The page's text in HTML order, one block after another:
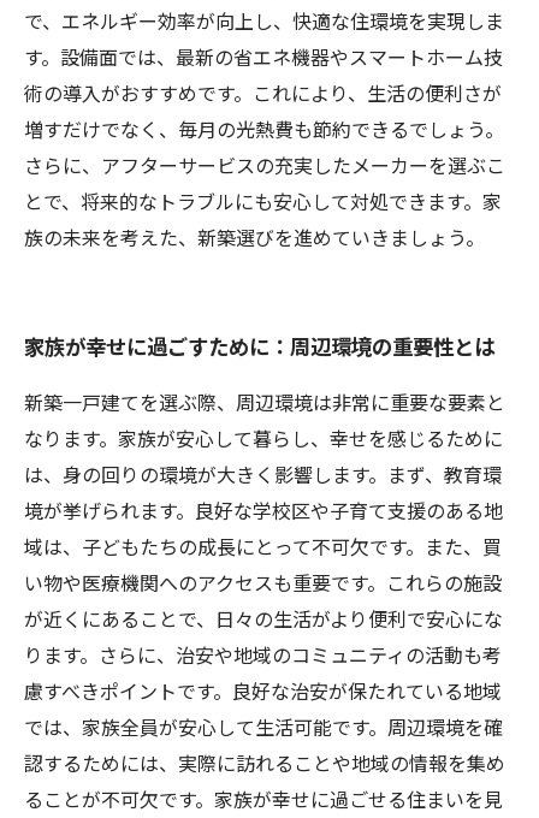
で、エネルギー効率が向上し、快適な住環境を実現しま
す。設備面では、最新の省エネ機器やスマートホーム技
術の導入がおすすめです。これにより、生活の便利さが
増すだけでなく、毎月の光熱費も節約できるでしょう。
さらに、アフターサービスの充実したメーカーを選ぶこ
とで、将来的なトラブルにも安心して対処できます。家
族の未来を考えた、新築選びを進めていきましょう。
家族が幸せに過ごすために：周辺環境の重要性とは
新築一戸建てを選ぶ際、周辺環境は非常に重要な要素と
なります。家族が安心して暮らし、幸せを感じるために
は、身の回りの環境が大きく影響します。まず、教育環
境が挙げられます。良好な学校区や子育て支援のある地
域は、子どもたちの成長にとって不可欠です。また、買
い物や医療機関へのアクセスも重要です。これらの施設
が近くにあることで、日々の生活がより便利で安心にな
ります。さらに、治安や地域のコミュニティの活動も考
慮すべきポイントです。良好な治安が保たれている地域
では、家族全員が安心して生活可能です。周辺環境を確
認するためには、実際に訪れることや地域の情報を集め
ることが不可欠です。家族が幸せに過ごせる住まいを見